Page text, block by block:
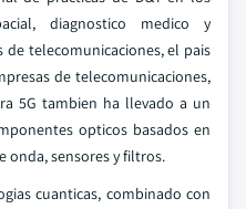
diagnostico medico y
de telecomunicaciones, el pais
de telecomunicaciones,
5G tambien ha llevado a un
opticos basados en
onda, sensores y filtros.
cuanticas, combinado con